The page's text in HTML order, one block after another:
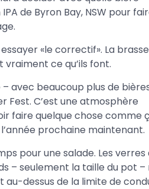
de Byron Bay, NSW pour
«le correctif». La
vraiment ce qu’ils font.
avec beaucoup plus de
Fest. C’est une atmosphère
faire quelque chose comme
prochaine maintenant.
pour une salade. Les verres
– seulement la taille du pot –
dessus de la limite de